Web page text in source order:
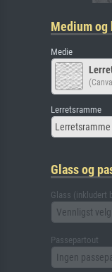
Medium og
Medie
Lerretsramme
Glass og
Glass (inkludert
Vennligst velg
Passepartout
Ingen